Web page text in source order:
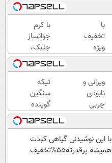
با
تخفیف
ویژه
بدون
بوتاکس
۱۰،۱۲
سال
جوون
شو
با کرم
جوانساز
جلبک،
پیری رو
معکوس
تخفیف)
ویرانی و
نابودی
چربی
های
شکم و
پهلو با
این
تیکه
سنگین
گوینده
سابق
خبر به
چاقی
این
با این نوشیدنی گیاهی کبدت
همیشه پرقدرته55%تخفیف